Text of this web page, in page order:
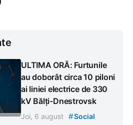
ULTIMA ORĂ: Furtunile
au doborât circa 10 piloni
ai liniei electrice de 330
kV Bălți-Dnestrovsk
Joi, 6 august #Social